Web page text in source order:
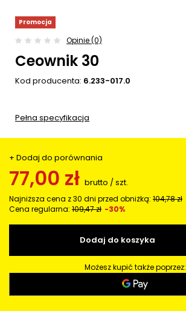
Promocja
Opinie (0)
Ceownik 30
Kod producenta: 6.233-017.0
Pełna specyfikacja
+ Dodaj do porównania
77,00 zł brutto /szt.
Najniższa cena z 30 dni przed obniżką: 104,78 zł
Cena regularna: 109,47 zł -30%
Dodaj do koszyka
Możesz kupić także poprzez: